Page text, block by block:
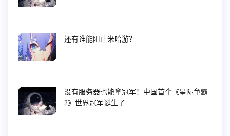
还有谁能阻止米哈游？
没有服务器也能拿冠军！中国首个《星际争霸
2》世界冠军诞生了